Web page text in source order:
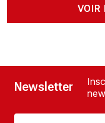
VOIR
Newsletter